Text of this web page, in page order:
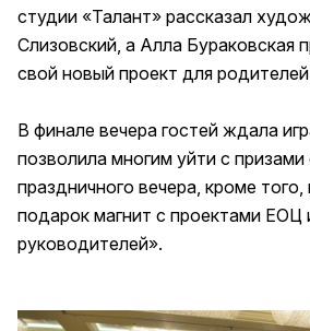
студии «Талант» рассказал
Слизовский, а Алла Бураковская
свой новый проект для
В финале вечера гостей ждала
позволила многим уйти с призами
праздничного вечера, кроме
подарок магнит с проектами ЕОЦ
руководителей».